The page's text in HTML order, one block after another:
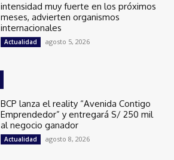
intensidad muy fuerte en los próximos
meses, advierten organismos
internacionales
Actualidad agosto 5, 2026
BCP lanza el reality “Avenida Contigo
Emprendedor” y entregará S/ 250 mil
al negocio ganador
Actualidad agosto 8, 2026